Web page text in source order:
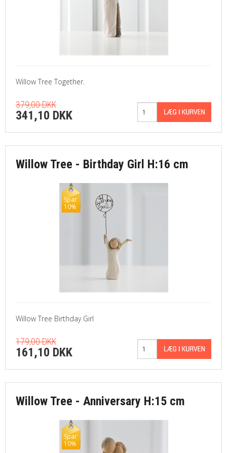
Willow Tree Together.
379,00 DKK
341,10 DKK
Willow Tree - Birthday Girl H:16 cm
Spar
10%
Willow Tree Birthday Girl
179,00 DKK
161,10 DKK
Willow Tree - Anniversary H:15 cm
Spar
10%